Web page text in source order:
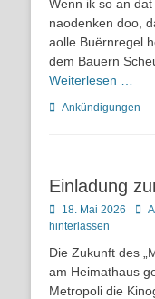
Wenn ik so an
naodenken doo,
aolle Buërnregel
dem Bauern
Weiterlesen …
Kategorien
Ankündigungen
Einladung
Posted
on
18. Mai 2026
hinterlassen
Die Zukunft des
am Heimathaus
Metropoli die